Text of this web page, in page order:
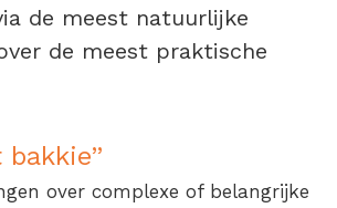
de meest natuurlijke
de meest praktische
bakkie”
over complexe of belangrijke